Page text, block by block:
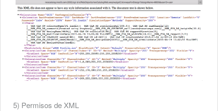
5) Permisos de XML